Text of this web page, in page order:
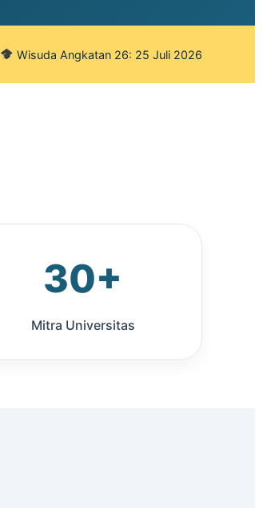
Wisuda Angkatan 26: 25 Juli 2026
30+
Mitra Universitas